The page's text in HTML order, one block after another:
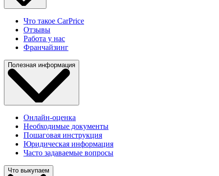
Что такое CarPrice
Отзывы
Работа у нас
Франчайзинг
Полезная информация
Онлайн-оценка
Необходимые документы
Пошаговая инструкция
Юридическая информация
Часто задаваемые вопросы
Что выкупаем